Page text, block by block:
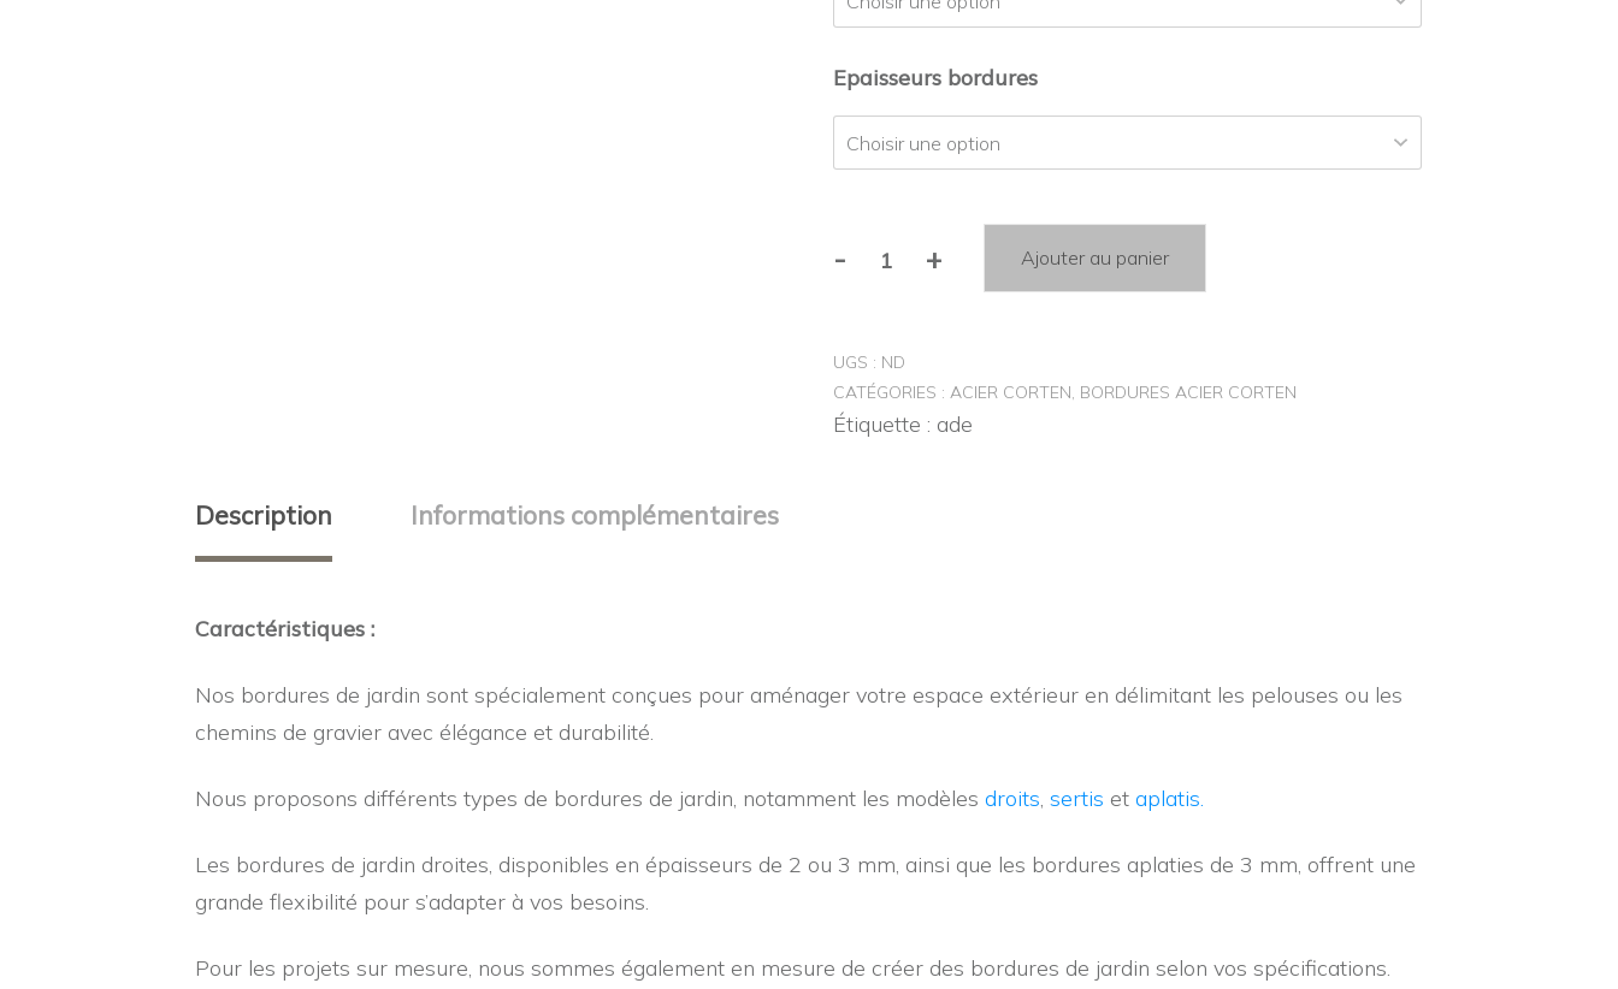
Epaisseurs bordures
-quantité
corten
en
angle
+ Ajouter au panier
UGS : ND
CATÉGORIES :ACIER CORTEN, BORDURES ACIER CORTEN
Étiquette : ade
Description Informations complémentaires
Caractéristiques :
Nos bordures de jardin sont spécialement conçues pour aménager votre espace extérieur en délimitant les pelouses ou les
chemins de gravier avec élégance et durabilité.
Nous proposons différents types de bordures de jardin, notamment les modèles droits, sertis et aplatis.
Les bordures de jardin droites, disponibles en épaisseurs de 2 ou 3 mm, ainsi que les bordures aplaties de 3 mm, offrent une
grande flexibilité pour s’adapter à vos besoins.
Pour les projets sur mesure, nous sommes également en mesure de créer des bordures de jardin selon vos spécifications.